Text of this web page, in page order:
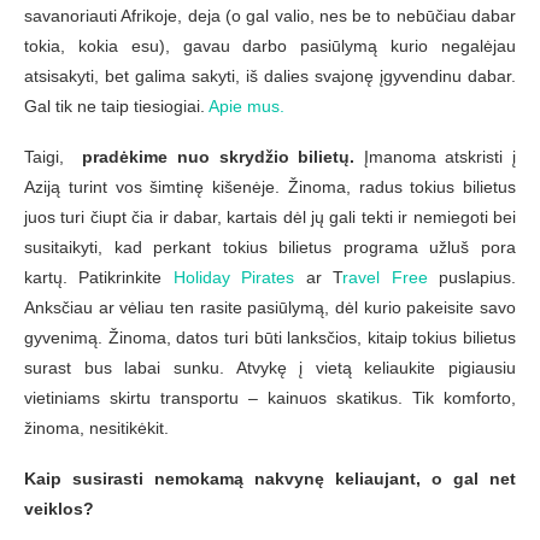
savanoriauti Afrikoje, deja (o gal valio, nes be to nebūčiau dabar
tokia, kokia esu), gavau darbo pasiūlymą kurio negalėjau
atsisakyti, bet galima sakyti, iš dalies svajonę įgyvendinu dabar.
Gal tik ne taip tiesiogiai. Apie mus.
Taigi, pradėkime nuo skrydžio bilietų. Įmanoma atskristi į
Aziją turint vos šimtinę kišenėje. Žinoma, radus tokius bilietus
juos turi čiupt čia ir dabar, kartais dėl jų gali tekti ir nemiegoti bei
susitaikyti, kad perkant tokius bilietus programa užluš pora
kartų. Patikrinkite Holiday Pirates ar Travel Freepuslapius.
Anksčiau ar vėliau ten rasite pasiūlymą, dėl kurio pakeisite savo
gyvenimą. Žinoma, datos turi būti lanksčios, kitaip tokius bilietus
surast bus labai sunku. Atvykę į vietą keliaukite pigiausiu
vietiniams skirtu transportu – kainuos skatikus. Tik komforto,
žinoma, nesitikėkit.
Kaip susirasti nemokamą nakvynę keliaujant, o gal net
veiklos?